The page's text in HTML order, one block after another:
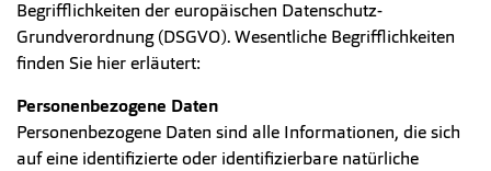
Begrifflichkeiten der europäischen Datenschutz-
Grundverordnung (DSGVO). Wesentliche Begrifflichkeiten
finden Sie hier erläutert:
Personenbezogene Daten
Personenbezogene Daten sind alle Informationen, die sich
auf eine identifizierte oder identifizierbare natürliche